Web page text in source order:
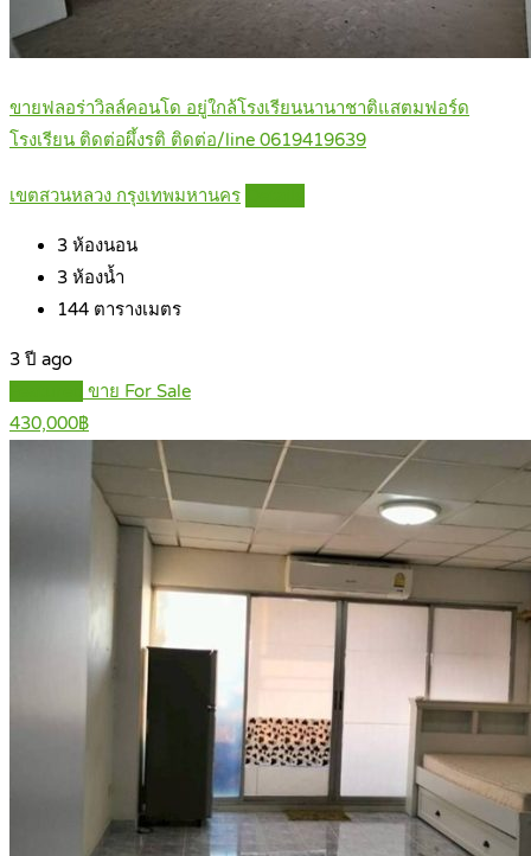
ขายฟลอร่าวิลล์คอนโด อยู่ใกล้โรงเรียนนานาชาติแสตมฟอร์ด
โรงเรียน ติดต่อผึ้งรติ ติดต่อ/line 0619419639
เขตสวนหลวง กรุงเทพมหานคร
3 ห้องนอน
3 ห้องน้ำ
144 ตารางเมตร
3 ปี ago
ขาย For Sale
430,000฿